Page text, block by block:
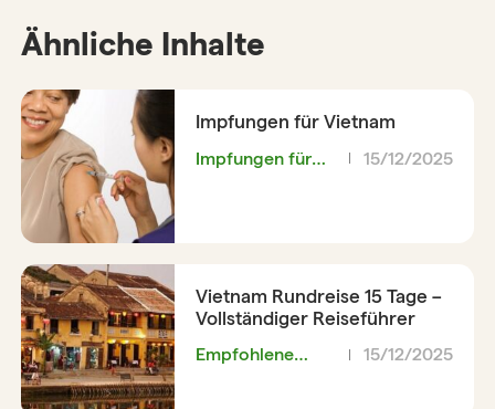
Ähnliche Inhalte
Impfungen für Vietnam
Impfungen für
15/12/2025
Vietnam Rundreise 15 Tage –
Vollständiger Reiseführer
Empfohlene
15/12/2025